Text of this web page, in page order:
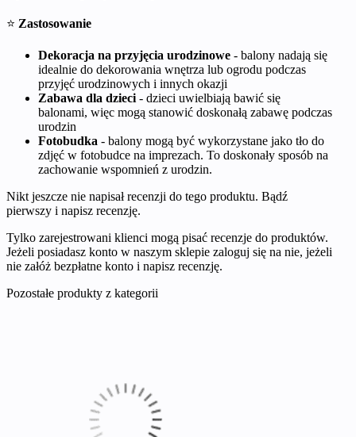
⭐ Zastosowanie
Dekoracja na przyjęcia urodzinowe - balony nadają się
idealnie do dekorowania wnętrza lub ogrodu podczas
przyjęć urodzinowych i innych okazji
Zabawa dla dzieci - dzieci uwielbiają bawić się
balonami, więc mogą stanowić doskonałą zabawę podczas
urodzin
Fotobudka - balony mogą być wykorzystane jako tło do
zdjęć w fotobudce na imprezach. To doskonały sposób na
zachowanie wspomnień z urodzin.
Nikt jeszcze nie napisał recenzji do tego produktu. Bądź
pierwszy i napisz recenzję.
Tylko zarejestrowani klienci mogą pisać recenzje do produktów.
Jeżeli posiadasz konto w naszym sklepie zaloguj się na nie, jeżeli
nie załóż bezpłatne konto i napisz recenzję.
Pozostałe produkty z kategorii